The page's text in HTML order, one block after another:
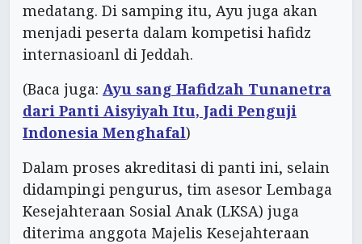
medatang. Di samping itu, Ayu juga akan
menjadi peserta dalam kompetisi hafidz
internasioanl di Jeddah.
(Baca juga: Ayu sang Hafidzah Tunanetra
dari Panti Aisyiyah Itu, Jadi Penguji
Indonesia Menghafal)
Dalam proses akreditasi di panti ini, selain
didampingi pengurus, tim asesor Lembaga
Kesejahteraan Sosial Anak (LKSA) juga
diterima anggota Majelis Kesejahteraan